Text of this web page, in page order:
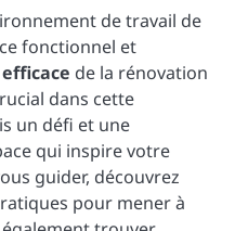
de travail de
fonctionnel et
de la rénovation
dans cette
un défi et une
qui inspire votre
guider, découvrez
pour mener à